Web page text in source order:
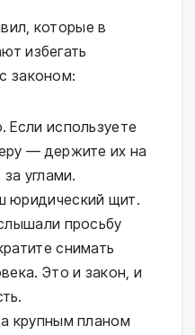
которые в
избегать
законом:
Если используете
— держите их на
углами.
юридический щит.
просьбу
снимать
Это и закон, и
крупным планом